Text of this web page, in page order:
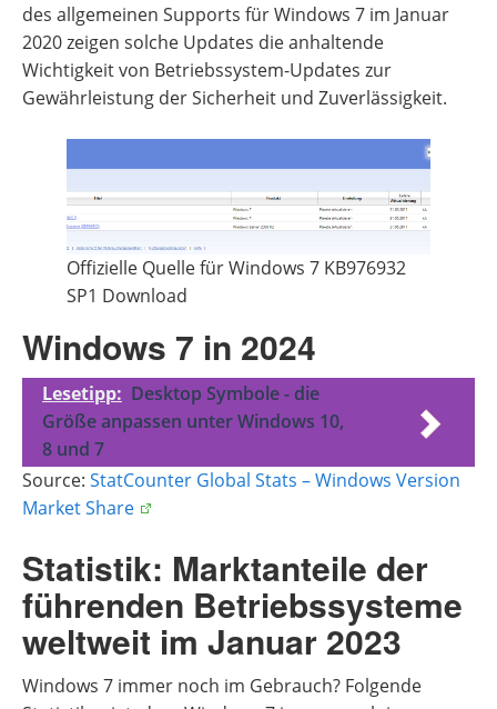
des allgemeinen Supports für Windows 7 im Januar
2020 zeigen solche Updates die anhaltende
Wichtigkeit von Betriebssystem-Updates zur
Gewährleistung der Sicherheit und Zuverlässigkeit.
Offizielle Quelle für Windows 7 KB976932
SP1 Download
Windows 7 in 2024
Lesetipp: Desktop Symbole - die
Größe anpassen unter Windows 10,
8 und 7
Source: StatCounter Global Stats – Windows Version
Market Share
Statistik: Marktanteile der
führenden Betriebssysteme
weltweit im Januar 2023
Windows 7 immer noch im Gebrauch? Folgende